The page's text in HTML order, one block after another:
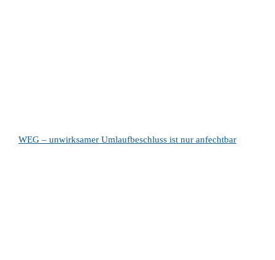
WEG – unwirksamer Umlaufbeschluss ist nur anfechtbar